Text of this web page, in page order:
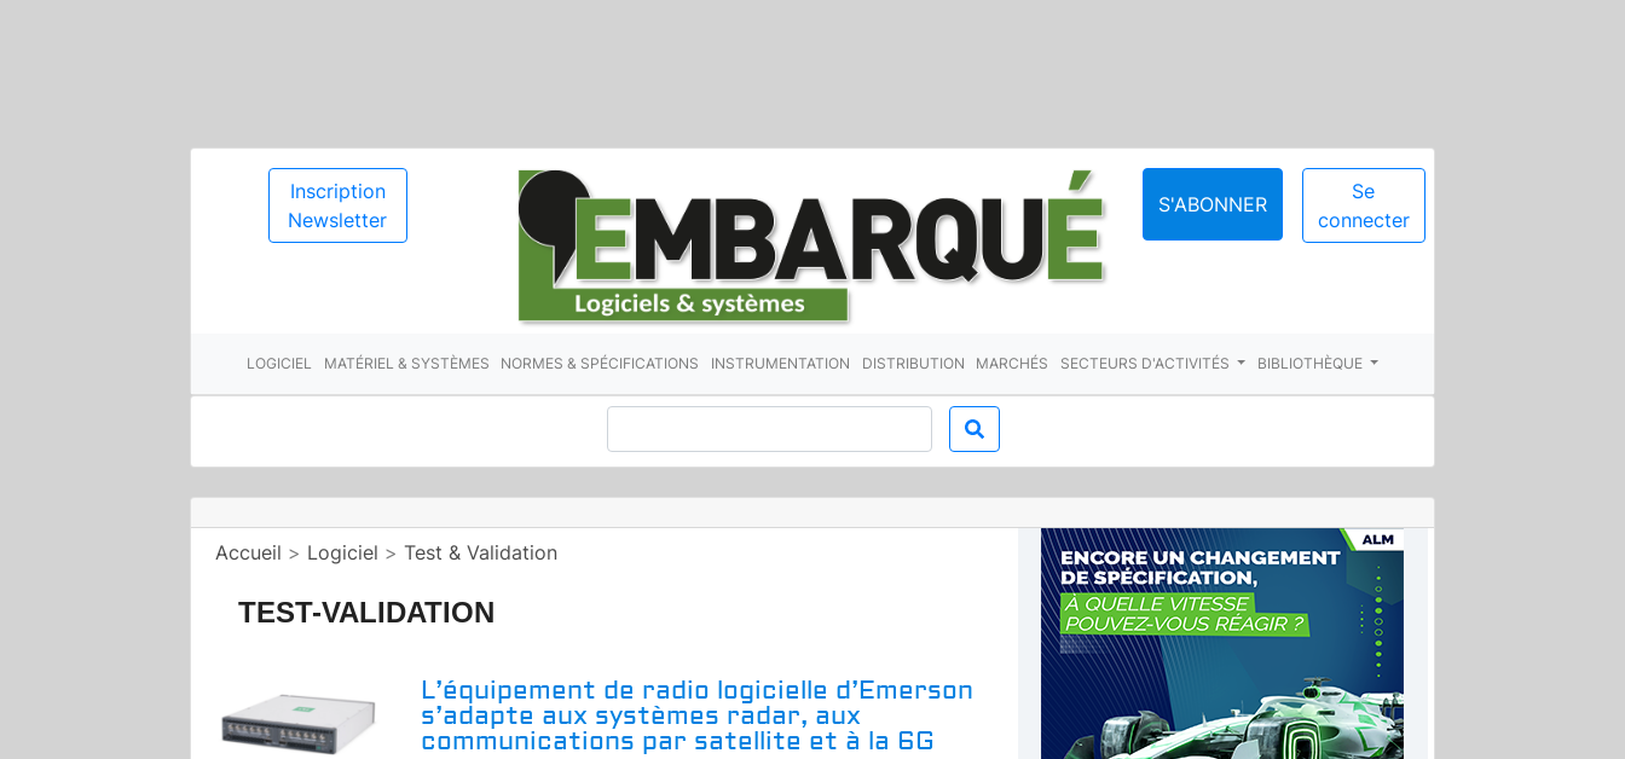
Inscription
Newsletter
S'ABONNER
Se
connecter
LOGICIEL MATÉRIEL & SYSTÈMES NORMES & SPÉCIFICATIONS INSTRUMENTATION DISTRIBUTION MARCHÉS SECTEURS D'ACTIVITÉS BIBLIOTHÈQUE
Accueil > Logiciel > Test & Validation
TEST-VALIDATION
L’équipement de radio logicielle d’Emerson
s’adapte aux systèmes radar, aux
communications par satellite et à la 6G